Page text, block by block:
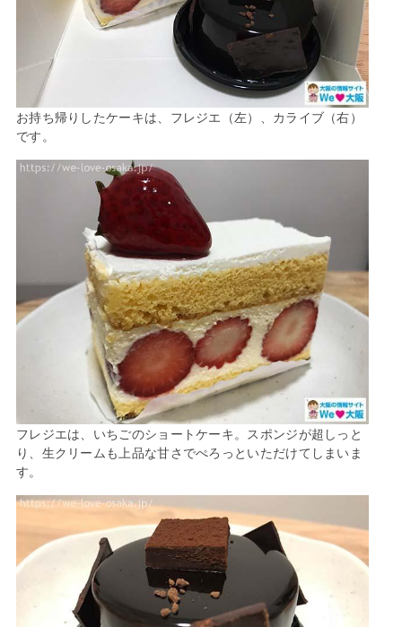
お持ち帰りしたケーキは、フレジエ（左）、カライブ（右）
です。
フレジエは、いちごのショートケーキ。スポンジが超しっと
り、生クリームも上品な甘さでぺろっといただけてしまいま
す。